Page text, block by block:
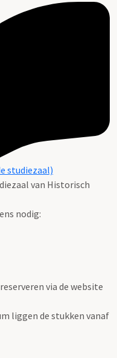
studiezaal)
van Historisch
nodig:
via de website
liggen de stukken vanaf